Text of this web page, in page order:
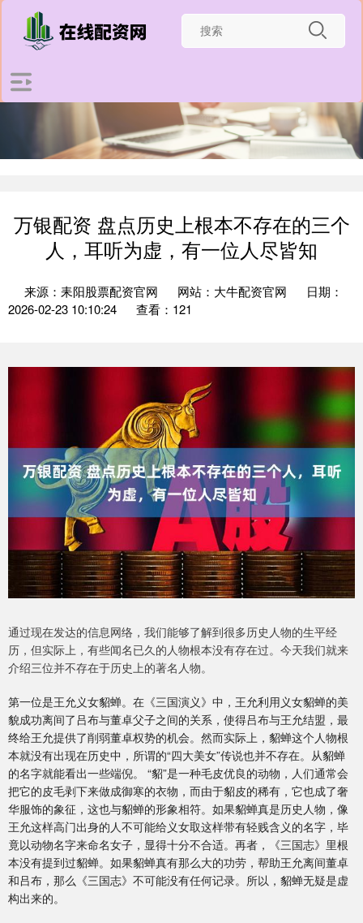
万银配资 盘点历史上根本不存在的三个
人，耳听为虚，有一位人尽皆知
来源：耒阳股票配资官网 网站：大牛配资官网
日期：
2026-02-23 10:10:24
查看：121
通过现在发达的信息网络，我们能够了解到很多历史人物的生平经
历，但实际上，有些闻名已久的人物根本没有存在过。今天我们就来
介绍三位并不存在于历史上的著名人物。
第一位是王允义女貂蝉。在《三国演义》中，王允利用义女貂蝉的美
貌成功离间了吕布与董卓父子之间的关系，使得吕布与王允结盟，最
终给王允提供了削弱董卓权势的机会。然而实际上，貂蝉这个人物根
本就没有出现在历史中，所谓的“四大美女”传说也并不存在。从貂蝉
的名字就能看出一些端倪。 “貂”是一种毛皮优良的动物，人们通常会
把它的皮毛剥下来做成御寒的衣物，而由于貂皮的稀有，它也成了奢
华服饰的象征，这也与貂蝉的形象相符。如果貂蝉真是历史人物，像
王允这样高门出身的人不可能给义女取这样带有轻贱含义的名字，毕
竟以动物名字来命名女子，显得十分不合适。再者，《三国志》里根
本没有提到过貂蝉。如果貂蝉真有那么大的功劳，帮助王允离间董卓
和吕布，那么《三国志》不可能没有任何记录。所以，貂蝉无疑是虚
构出来的。